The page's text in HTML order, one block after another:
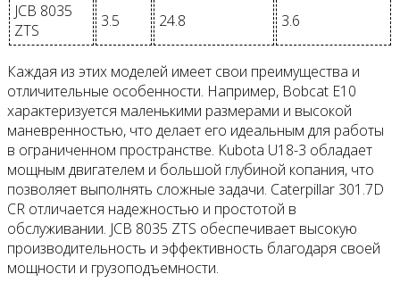
JCB 8035
ZTS
3.5 24.8 3.6
Каждая из этих моделей имеет свои преимущества и
отличительные особенности. Например, Bobcat E10
характеризуется маленькими размерами и высокой
маневренностью, что делает его идеальным для работы
в ограниченном пространстве. Kubota U18-3 обладает
мощным двигателем и большой глубиной копания, что
позволяет выполнять сложные задачи. Caterpillar 301.7D
CR отличается надежностью и простотой в
обслуживании. JCB 8035 ZTS обеспечивает высокую
производительность и эффективность благодаря своей
мощности и грузоподъемности.